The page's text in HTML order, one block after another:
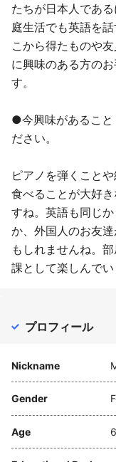
たちが日本人であ
庭生活でも英語を
こから得たものや
に興味のある方の
す。
●今興味があること
ださい。
ピアノを弾くこと
食べることが大好
すね。英語も同じ
か、外国人のお友
もしれませんね。
課として楽しんでい
プロフィール
Nickname
Gender
Age